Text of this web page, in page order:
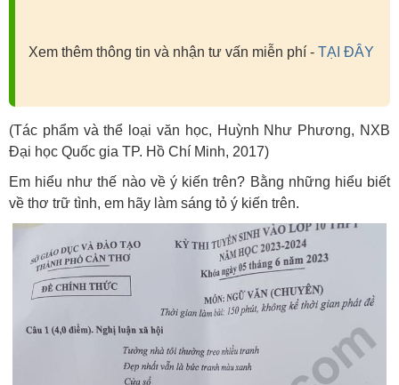
Xem thêm thông tin và nhận tư vấn miễn phí - TẠI ĐÂY
(Tác phẩm và thể loại văn học, Huỳnh Như Phương, NXB
Đại học Quốc gia TP. Hồ Chí Minh, 2017)
Em hiểu như thế nào về ý kiến trên? Bằng những hiểu biết
về thơ trữ tình, em hãy làm sáng tỏ ý kiến trên.